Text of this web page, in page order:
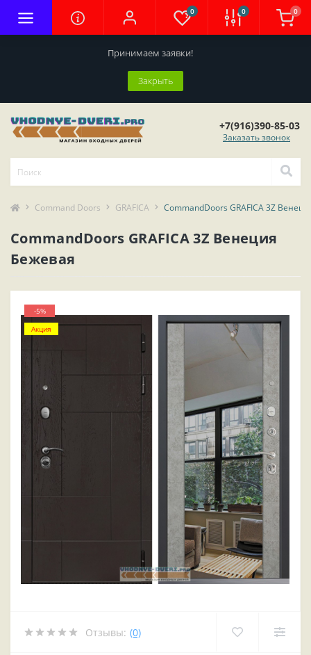
Принимаем заявки!
Закрыть
0 0 0
+7(916)390-85-03
Заказать звонок
Command Doors GRAFICA CommandDoors GRAFICA 3Z
CommandDoors GRAFICA 3Z Венеция
Бежевая
-5%
Акция
Отзывы: (0)